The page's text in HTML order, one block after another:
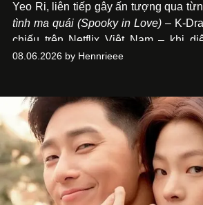
Yeo Ri, liên tiếp gây ấn tượng qua
tình ma quái (Spooky in Love) – K-
chiếu trên Netflix Việt Nam – khi
đồng hồ & trang sức xa xỉ tương xứng
08.06.2026 by Hennrieee